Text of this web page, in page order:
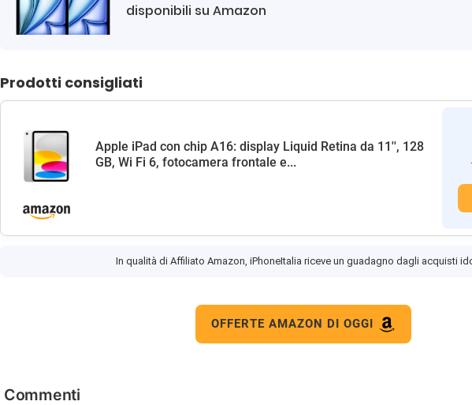
disponibili su Amazon
Prodotti consigliati
Apple iPad con chip A16: display Liquid Retina da 11'', 128
GB, Wi Fi 6, fotocamera frontale e...
In qualità di Affiliato Amazon, iPhoneItalia riceve un guadagno dagli acquisti
OFFERTE AMAZON DI OGGI
Commenti